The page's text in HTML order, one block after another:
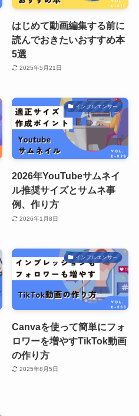
はじめて動画編集する前に
読んでおきたいおすすめ本
5選
2025年5月21日
インフルエンサー
2026年YouTubeサムネイ
ル推奨サイズとサムネ事
例、作り方
2026年1月8日
インフルエンサー
Canvaを使って簡単にフォ
ロワーを増やすTikTok動画
の作り方
2025年8月5日